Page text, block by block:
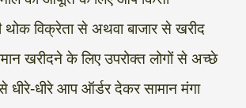
विक्रेता से अथवा बाजार से खरीद
खरीदने के लिए उपरोक्त लोगों से अच्छे
धीरे-धीरे आप ऑर्डर देकर सामान मंगा